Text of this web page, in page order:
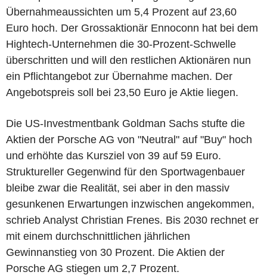
Übernahmeaussichten um 5,4 Prozent auf 23,60
Euro hoch. Der Grossaktionär Ennoconn hat bei dem
Hightech-Unternehmen die 30-Prozent-Schwelle
überschritten und will den restlichen Aktionären nun
ein Pflichtangebot zur Übernahme machen. Der
Angebotspreis soll bei 23,50 Euro je Aktie liegen.
Die US-Investmentbank Goldman Sachs stufte die
Aktien der Porsche AG von "Neutral" auf "Buy" hoch
und erhöhte das Kursziel von 39 auf 59 Euro.
Struktureller Gegenwind für den Sportwagenbauer
bleibe zwar die Realität, sei aber in den massiv
gesunkenen Erwartungen inzwischen angekommen,
schrieb Analyst Christian Frenes. Bis 2030 rechnet er
mit einem durchschnittlichen jährlichen
Gewinnanstieg von 30 Prozent. Die Aktien der
Porsche AG stiegen um 2,7 Prozent.